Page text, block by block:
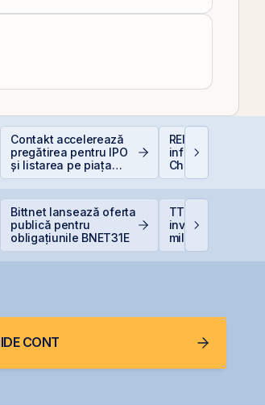
Contakt accelerează
pregătirea pentru IPO
și listarea pe piața
AeRO a BVB
REIT-urile de
infrastructură din
China - să
la cel ce
Bittnet lansează oferta
publică pentru
obligațiunile BNET31E
TTS finalizează
investiția de 23
milioane euro în
terminalul
CONT